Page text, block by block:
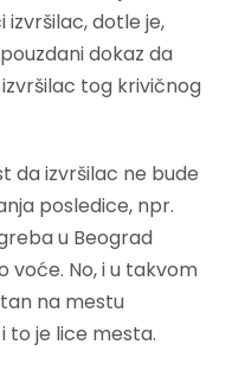
izvršilac, dotle je,
dokaz da
tog krivičnog
da izvršilac ne bude
posledice, npr.
u Beograd
voće. No, i u takvom
na mestu
to je lice mesta.